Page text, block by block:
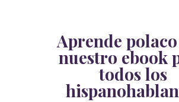
Aprende
nuestro ebook
todos los